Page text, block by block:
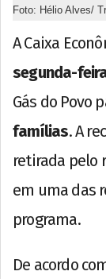
Foto: Hélio Alves/
A Caixa
segunda-
Gás do Povo
famílias. A
retirada pelo
em uma das
programa.
De acordo